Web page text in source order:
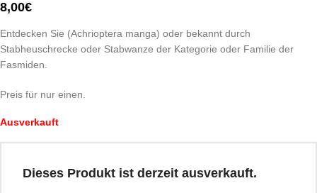
8,00€
Entdecken Sie (Achrioptera manga) oder bekannt durch
Stabheuschrecke oder Stabwanze der Kategorie oder Familie der
Fasmiden.
Preis für nur einen.
Ausverkauft
Dieses Produkt ist derzeit ausverkauft.